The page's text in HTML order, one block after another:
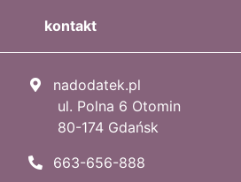
kontakt
nadodatek.pl
ul. Polna 6 Otomin
80-174 Gdańsk
663-656-888